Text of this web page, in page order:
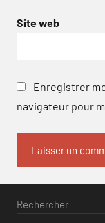
Site web
Enregistrer
navigateur pour
Rechercher